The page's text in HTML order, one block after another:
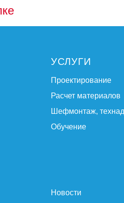
УСЛУГИ
Проектирование
Расчет материалов
Шефмонтаж,
Обучение
Новости